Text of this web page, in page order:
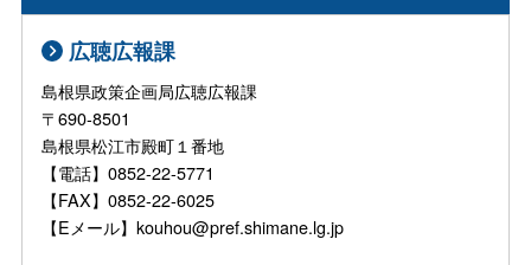
広聴広報課
島根県政策企画局広聴広報課
〒690-8501
島根県松江市殿町１番地
【電話】0852-22-5771
【FAX】0852-22-6025
【Eメール】kouhou@pref.shimane.lg.jp